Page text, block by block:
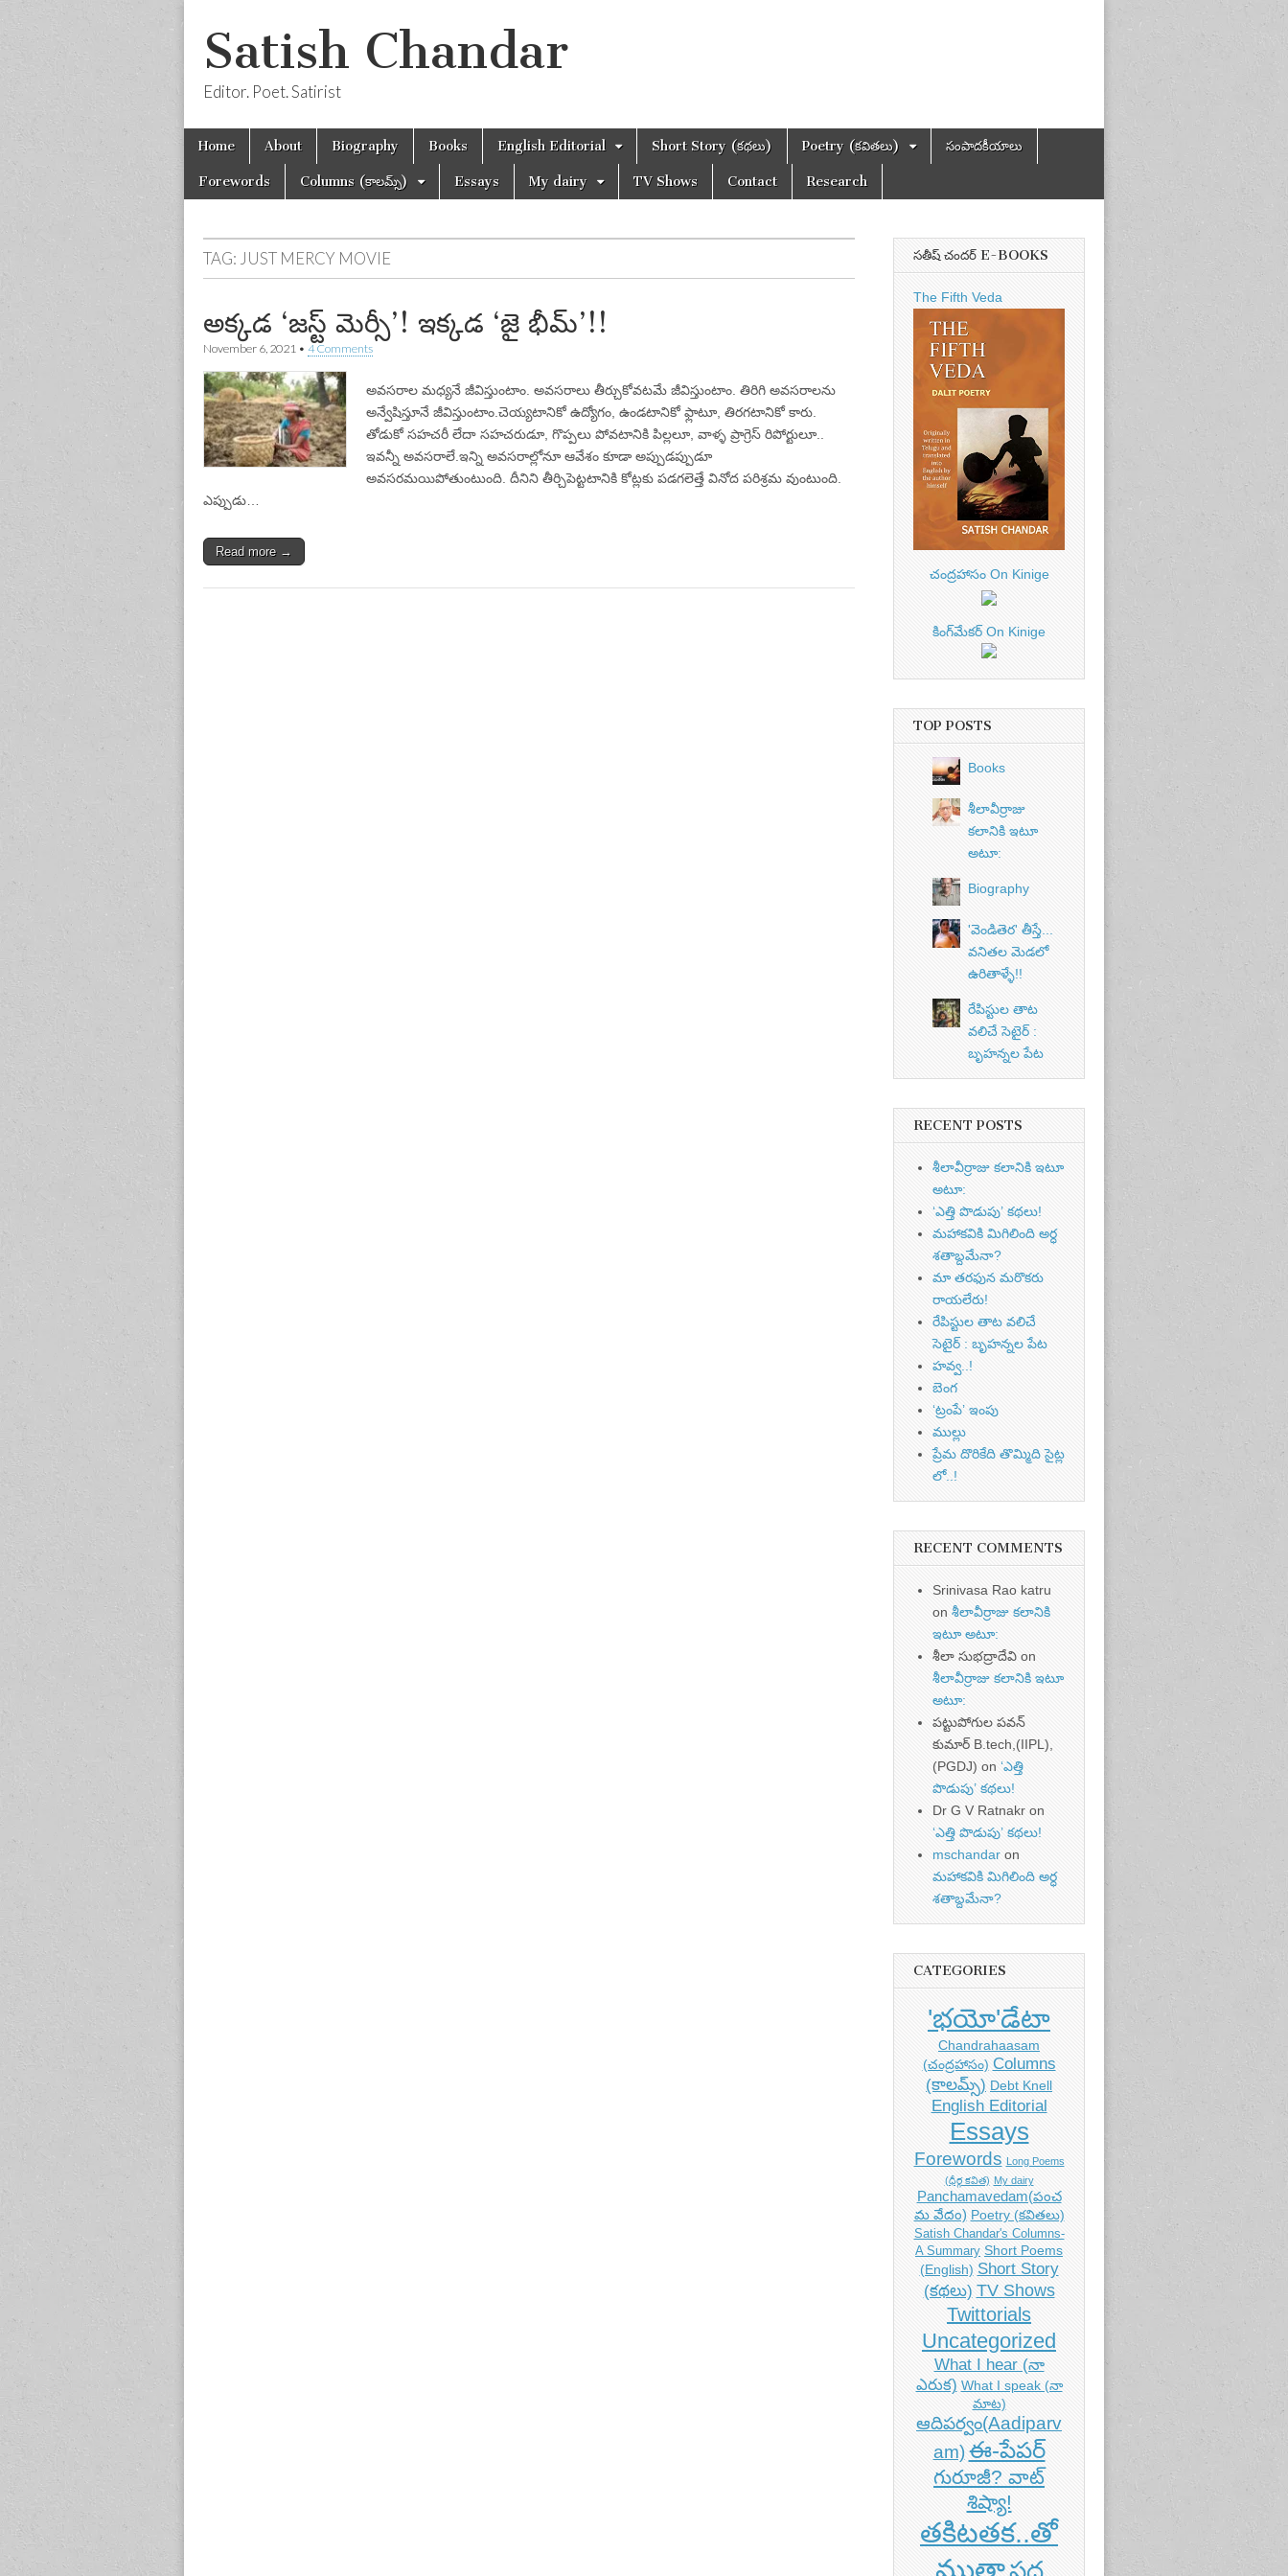
Satish Chandar
Editor. Poet. Satirist
Main
Skip
content
Home About Biography Books English Editorial Short Story (కథలు) Poetry (కవితలు) సంపాదకీయాలు
Forewords Columns (కాలమ్స్) Essays My dairy TV Shows Contact Research
TAG: JUST MERCY MOVIE
అక్కడ ‘జస్ట్‌ మెర్సీ’! ఇక్కడ ‘జై భీమ్’!!
November 6, 2021 • 4 Comments
అవసరాల మధ్యనే జీవిస్తుంటాం. అవసరాలు తీర్చుకోవటమే జీవిస్తుంటాం. తిరిగి అవసరాలను
అన్వేషిస్తూనే జీవిస్తుంటాం.చెయ్యటానికో ఉద్యోగం, ఉండటానికో ఫ్లాటూ, తిరగటానికో కారు.
తోడుకో సహచరీ లేదా సహచరుడూ, గొప్పలు పోవటానికి పిల్లలూ, వాళ్ళ ప్రాగ్రెస్‌ రిపోర్టులూ..
ఇవన్నీ అవసరాలే.ఇన్ని అవసరాల్లోనూ ఆవేశం కూడా అప్పుడప్పుడూ
అవసరమయిపోతుంటుంది. దీనిని తీర్చిపెట్టటానికి కోట్లకు పడగలెత్తే వినోద పరిశ్రమ వుంటుంది.
ఎప్పుడు…
Read more →
సతీష్ చందర్ E-BOOKS
The Fifth Veda
చంద్రహాసం On Kinige
కింగ్‌మేకర్ On Kinige
TOP POSTS
Books
శీలావీర్రాజు
కలానికి ఇటూ
అటూ:
Biography
'వెండితెర' తీస్తే...
వనితల మెడలో
ఉరితాళ్ళే!!
రేపిస్టుల తాట
వలిచే సెటైర్ :
బృహన్నల పేట
RECENT POSTS
శీలావీర్రాజు కలానికి ఇటూ
అటూ:
‘ఎత్తి పొడుపు’ కథలు!
మహాకవికి మిగిలింది అర్ధ
శతాబ్దమేనా?
మా తరఫున మరొకరు
రాయలేరు!
రేపిస్టుల తాట వలిచే
సెటైర్ : బృహన్నల పేట
హవ్వ..!
బెంగ
‘ట్రంపే’ ఇంపు
ముల్లు
ప్రేమ దొరికేది తొమ్మిది సైట్ల
లో..!
RECENT COMMENTS
Srinivasa Rao katru
on శీలావీర్రాజు కలానికి
ఇటూ అటూ:
శీలా సుభద్రాదేవి on
శీలావీర్రాజు కలానికి ఇటూ
అటూ:
పట్టుపోగుల పవన్
కుమార్ B.tech,(IIPL),
(PGDJ) on ‘ఎత్తి
పొడుపు’ కథలు!
Dr G V Ratnakr on
‘ఎత్తి పొడుపు’ కథలు!
mschandar on
మహాకవికి మిగిలింది అర్ధ
శతాబ్దమేనా?
CATEGORIES
'భయో'డేటా
Chandrahaasam
(చంద్రహాసం) Columns
(కాలమ్స్) Debt Knell
English Editorial
Essays
Forewords Long Poems
(ధీర్గ కవిత) My dairy
Panchamavedam(పంచ
మ వేదం) Poetry (కవితలు)
Satish Chandar's Columns-
A Summary Short Poems
(English) Short Story
(కథలు) TV Shows
Twittorials
Uncategorized
What I hear (నా
ఎరుక) What I speak (నా
మాట)
ఆదిపర్వం(Aadiparv
am) ఈ-పేపర్
గురూజీ? వాట్
శిష్యా!
తకిటతక..తో
ముతాపద